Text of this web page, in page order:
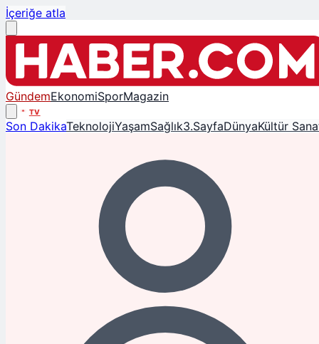
İçeriğe atla
GündemEkonomiSporMagazin
TV
Son DakikaTeknolojiYaşamSağlık3.SayfaDünyaKültür